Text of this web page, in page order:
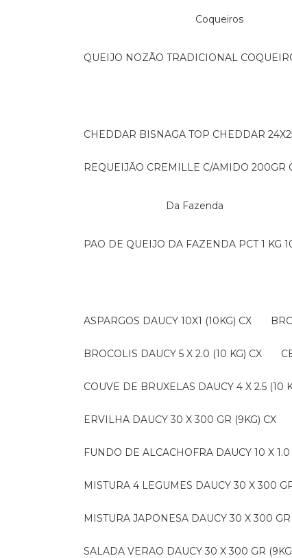
Coqueiros
QUEIJO NOZÃO TRADICIONAL
CHEDDAR BISNAGA TOP CHEDDAR
REQUEIJÃO CREMILLE C/AMIDO 200GR
Da Fazenda
PAO DE QUEIJO DA FAZENDA PCT 1 KG
ASPARGOS DAUCY 10X1 (10KG) CX
BROCOLIS DAUCY 5 X 2.0 (10 KG) CX
COUVE DE BRUXELAS DAUCY 4 X 2.5 (10
ERVILHA DAUCY 30 X 300 GR (9KG) CX
FUNDO DE ALCACHOFRA DAUCY 10 X 1.0
MISTURA 4 LEGUMES DAUCY 30 X 300
MISTURA JAPONESA DAUCY 30 X 300
SALADA VERAO DAUCY 30 X 300 GR